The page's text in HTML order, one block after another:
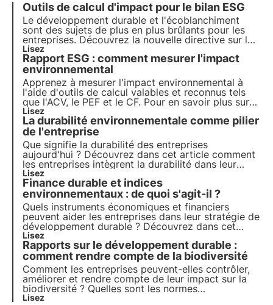
Outils de calcul d'impact pour le bilan ESG
Le développement durable et l'écoblanchiment
sont des sujets de plus en plus brûlants pour les
entreprises. Découvrez la nouvelle directive sur les
allégations vertes et apprenez-en plus sur les
outils de calcul d'impact pour votre rapport de
développement durable en téléchargeant le guide
pratique de 3Bee.
Lisez
Rapport ESG : comment mesurer l'impact
environnemental
Apprenez à mesurer l'impact environnemental à
l'aide d'outils de calcul valables et reconnus tels
que l'ACV, le PEF et le CF. Pour en savoir plus sur
l'évaluation et la communication efficaces de
l'impact pour votre rapport de durabilité ESG,
téléchargez le nouveau guide pratique de 3Bee.
Lisez
La durabilité environnementale comme pilier
de l'entreprise
Que signifie la durabilité des entreprises
aujourd'hui ? Découvrez dans cet article comment
les entreprises intègrent la durabilité dans leur
stratégie et leur rôle dans la réalisation des
objectifs de l'Agenda 2030. Apprenez-en plus avec
les pilules de l'Oasis, l'académie numérique de
3Bee.
Lisez
Finance durable et indices
environnementaux : de quoi s'agit-il ?
Quels instruments économiques et financiers
peuvent aider les entreprises dans leur stratégie de
développement durable ? Découvrez dans cet
article le rôle de la finance durable. Apprenez-en
plus avec les pilules de l'Oasis, l'académie
numérique de 3Bee pour les professionnels du
développement durable.
Lisez
Rapports sur le développement durable :
comment rendre compte de la biodiversité
Comment les entreprises peuvent-elles contrôler,
améliorer et rendre compte de leur impact sur la
biodiversité ? Quelles sont les normes
internationales de référence ? Pour en savoir plus,
Lisez